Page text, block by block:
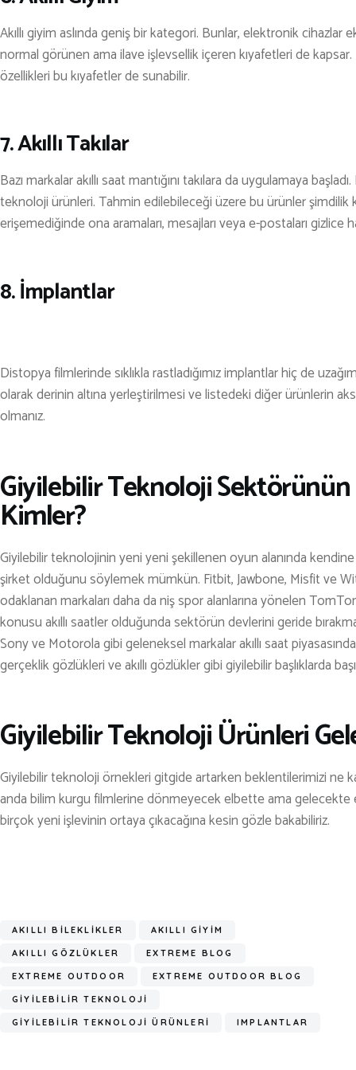
Akıllı giyim aslında geniş bir kategori. Bunlar, elektronik
normal görünen ama ilave işlevsellik içeren kıyafetleri de
özellikleri bu kıyafetler de sunabilir.
7. Akıllı Takılar
Bazı markalar akıllı saat mantığını takılara da uygulamaya
teknoloji ürünleri. Tahmin edilebileceği üzere bu ürünler şimdilik
erişemediğinde ona aramaları, mesajları veya e-postaları gizlice
8. İmplantlar
Distopya filmlerinde sıklıkla rastladığımız implantlar hiç de
olarak derinin altına yerleştirilmesi ve listedeki diğer ürünlerin
olmanız.
Giyilebilir Teknoloji
Kimler?
Giyilebilir teknolojinin yeni yeni şekillenen oyun alanında
şirket olduğunu söylemek mümkün. Fitbit, Jawbone, Misfit ve
odaklanan markaları daha da niş spor alanlarına yönelen
konusu akıllı saatler olduğunda sektörün devlerini geride
Sony ve Motorola gibi geleneksel markalar akıllı saat
gerçeklik gözlükleri ve akıllı gözlükler gibi giyilebilir başlıklarda
Giyilebilir Teknoloji Ürünleri
Giyilebilir teknoloji örnekleri gitgide artarken beklentilerimizi ne
anda bilim kurgu filmlerine dönmeyecek elbette ama gelecekte
birçok yeni işlevinin ortaya çıkacağına kesin gözle bakabiliriz.
AKILLI BİLEKLİKLER AKILLI GİYİM
AKILLI GÖZLÜKLER EXTREME BLOG
EXTREME OUTDOOR EXTREME OUTDOOR BLOG
GİYİLEBİLİR TEKNOLOJİ
GİYİLEBİLİR TEKNOLOJİ ÜRÜNLERİ IMPLANTLAR